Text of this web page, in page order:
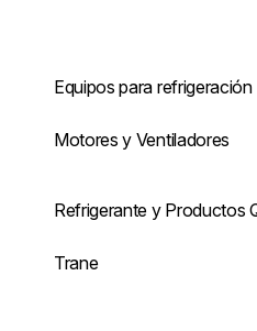
Equipos para refrigeración
Motores y Ventiladores
Refrigerante y Productos
Trane